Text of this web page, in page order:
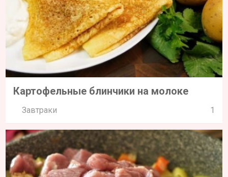
Картофельные блинчики на молоке
Завтраки 1